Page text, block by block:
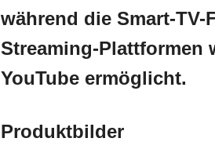
während die Smart-
Streaming-Plattformen
YouTube ermöglicht.
Produktbilder